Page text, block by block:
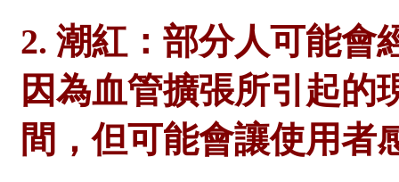
2. 潮紅：部分人可能會
因為血管擴張所引起的
間，但可能會讓使用者